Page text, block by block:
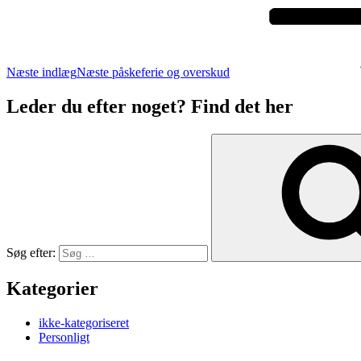
Næste indlægNæste påskeferie og overskud
Leder du efter noget? Find det her
Søg efter:
Kategorier
ikke-kategoriseret
Personligt